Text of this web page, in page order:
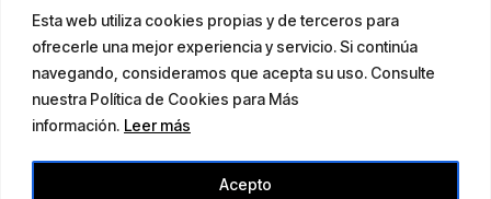
Esta web utiliza cookies propias y de terceros para
ofrecerle una mejor experiencia y servicio. Si continúa
navegando, consideramos que acepta su uso. Consulte
nuestra Política de Cookies para Más
información. Leer más
Acepto
© 2026 El Camino Mozárabe de Santiago · diseña